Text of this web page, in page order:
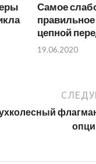
Самое
цепной
19.06.2020